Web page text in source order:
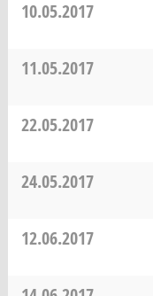
10.05.2017
11.05.2017
22.05.2017
24.05.2017
12.06.2017